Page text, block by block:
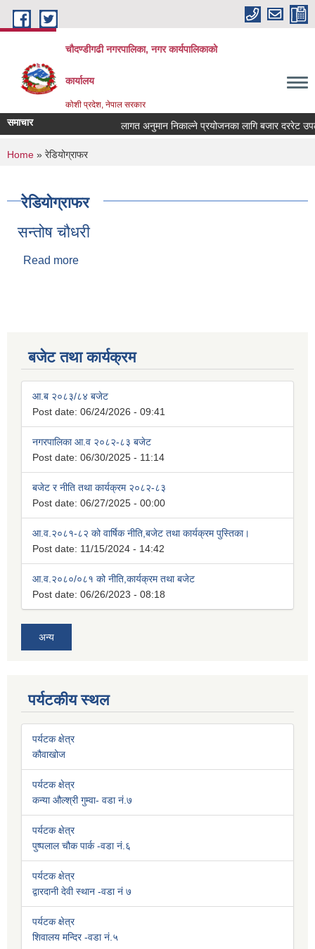
Skip to main content
चौदण्डीगढी नगरपालिका, नगर कार्यपालिकाको
कार्यालय
कोशी प्रदेश, नेपाल सरकार
समाचार लागत अनुमान निकाल्ने प्रयोजनका लागि बजार दररेट उपलब्ध
You are here
Home » रेडियोग्राफर
रेडियोग्राफर
सन्तोष चौधरी
Read more
बजेट तथा कार्यक्रम
आ.ब २०८३/८४ बजेट
Post date: 06/24/2026 - 09:41
नगरपालिका आ.व २०८२-८३ बजेट
Post date: 06/30/2025 - 11:14
बजेट र नीति तथा कार्यक्रम २०८२-८३
Post date: 06/27/2025 - 00:00
आ.व.२०८१-८२ को वार्षिक नीति,बजेट तथा कार्यक्रम पुस्तिका।
Post date: 11/15/2024 - 14:42
आ.व.२०८०/०८१ को नीति,कार्यक्रम तथा बजेट
Post date: 06/26/2023 - 08:18
अन्य
पर्यटकीय स्थल
पर्यटक क्षेत्र
कौवाखोज
पर्यटक क्षेत्र
कन्या औल्श्री गुम्वा- वडा नं.७
पर्यटक क्षेत्र
पुष्पलाल चौक पार्क -वडा नं.६
पर्यटक क्षेत्र
द्वारदानी देवी स्थान -वडा नं ७
पर्यटक क्षेत्र
शिवालय मन्दिर -वडा नं.५